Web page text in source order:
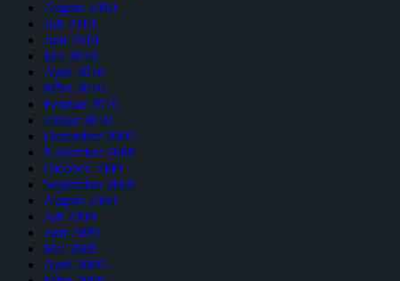
August 2010
Juli 2010
Juni 2010
Mai 2010
April 2010
März 2010
Februar 2010
Januar 2010
Dezember 2009
November 2009
Oktober 2009
September 2009
August 2009
Juli 2009
Juni 2009
Mai 2009
April 2009